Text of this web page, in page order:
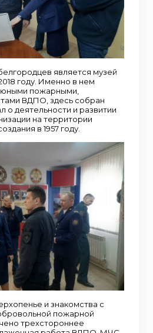
является музей
году. Именно в нем
юными пожарными,
ВДПО, здесь собран
о деятельности и развитии
на территории
в 1957 году.
и знакомства с
пожарной
трехстороннее